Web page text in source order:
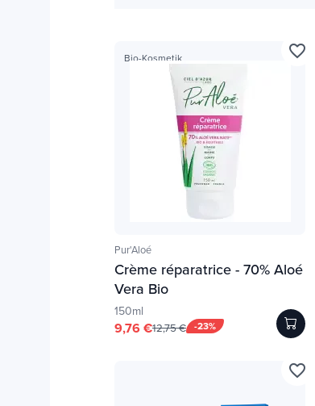
Bio-Kosmetik
Pur'Aloé
Crème réparatrice - 70% Aloé
Vera Bio
150ml
-23%
9,76 €12,75 €
favorite_border
favorite_border